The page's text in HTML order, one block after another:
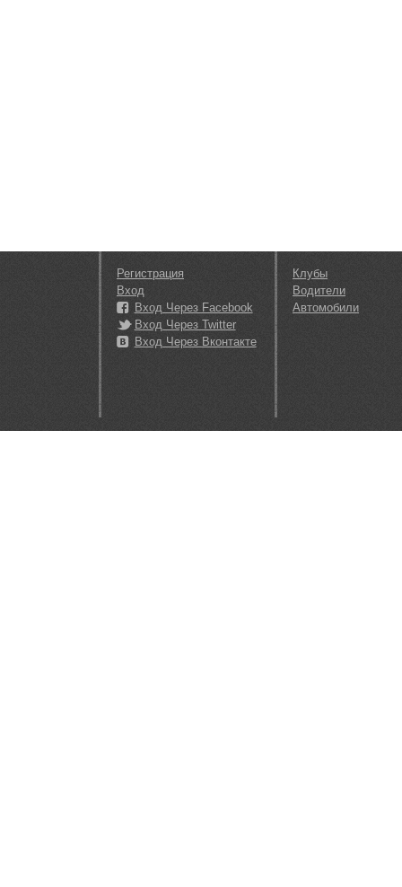
Регистрация
Вход
Вход Через Facebook
Вход Через Twitter
Вход Через Вконтакте
Клубы
Водители
Автомобили